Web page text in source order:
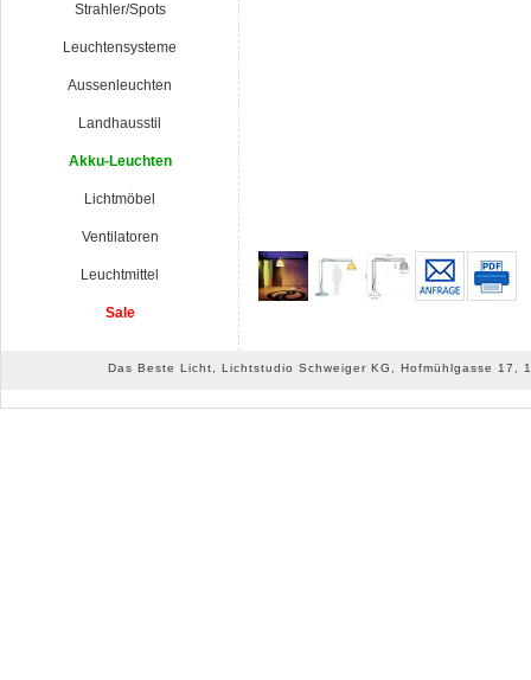
Strahler/Spots
Leuchtensysteme
Aussenleuchten
Landhausstil
Akku-Leuchten
Lichtmöbel
Ventilatoren
Leuchtmittel
Sale
Das Beste Licht, Lichtstudio Schweiger KG, Hofmühlgasse